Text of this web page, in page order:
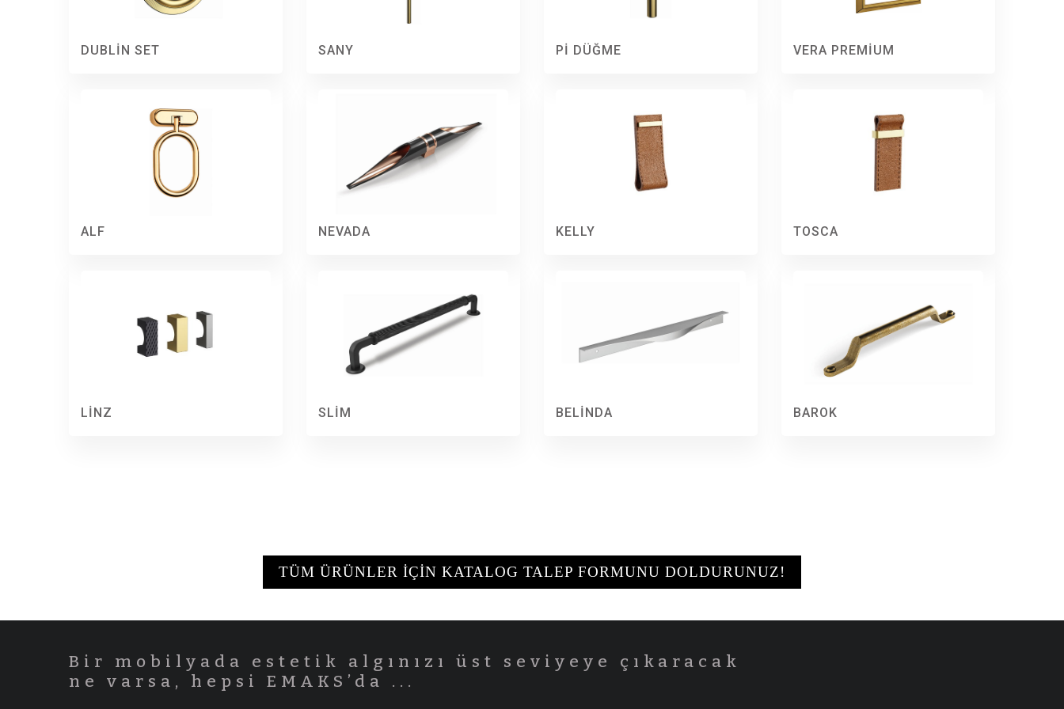
DUBLİN SET SANY Pİ DÜĞME VERA PREMİUM
ALF NEVADA KELLY TOSCA
LİNZ SLİM BELİNDA BAROK
TÜM ÜRÜNLER İÇİN KATALOG TALEP FORMUNU DOLDURUNUZ!
Bir mobilyada estetik algınızı üst seviyeye çıkaracak
ne varsa, hepsi EMAKS’da ...